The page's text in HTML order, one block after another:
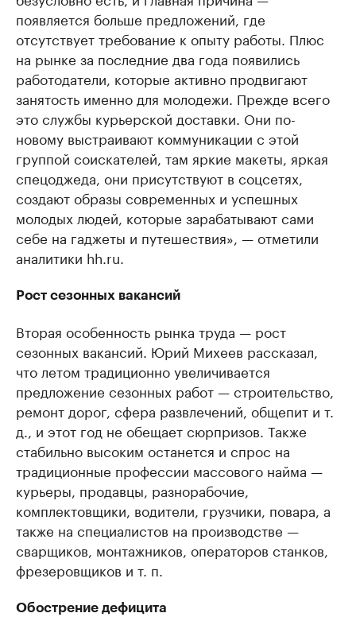
появляется больше предложений, где
отсутствует требование к опыту работы. Плюс
на рынке за последние два года появились
работодатели, которые активно продвигают
занятость именно для молодежи. Прежде всего
это службы курьерской доставки. Они по-
новому выстраивают коммуникации с этой
группой соискателей, там яркие макеты, яркая
спецоджеда, они присутствуют в соцсетях,
создают образы современных и успешных
молодых людей, которые зарабатывают сами
себе на гаджеты и путешествия», — отметили
аналитики hh.ru.
Рост сезонных вакансий
Вторая особенность рынка труда — рост
сезонных вакансий. Юрий Михеев рассказал,
что летом традиционно увеличивается
предложение сезонных работ — строительство,
ремонт дорог, сфера развлечений, общепит и т.
д., и этот год не обещает сюрпризов. Также
стабильно высоким останется и спрос на
традиционные профессии массового найма —
курьеры, продавцы, разнорабочие,
комплектовщики, водители, грузчики, повара, а
также на специалистов на производстве —
сварщиков, монтажников, операторов станков,
фрезеровщиков и т. п.
Обострение дефицита